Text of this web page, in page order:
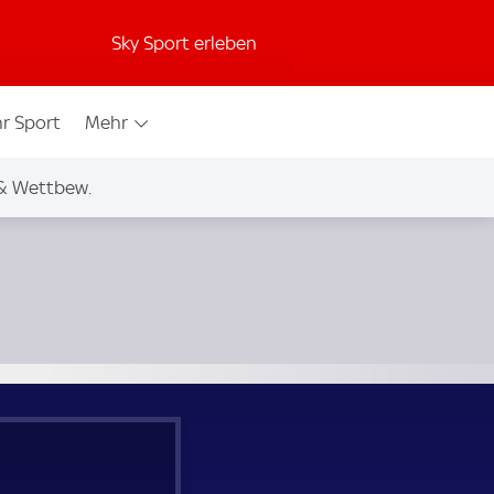
Sky Sport erleben
Sport Mehr
Wettbew.